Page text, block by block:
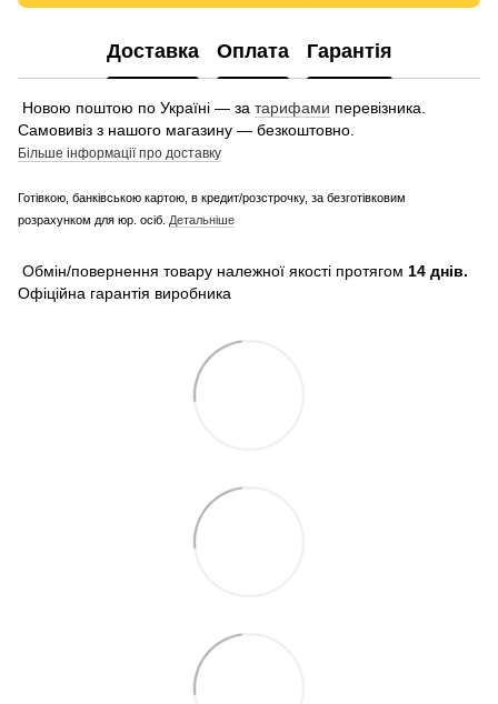
Доставка Оплата Гарантія
Новою поштою по Україні — за тарифами перевізника.
Самовивіз з нашого магазину — безкоштовно.
Більше інформації про доставку
Готівкою, банківською картою, в кредит/розстрочку, за безготівковим
розрахунком для юр. осіб. Детальніше
Обмін/повернення товару належної якості протягом 14 днів.
Офіційна гарантія виробника